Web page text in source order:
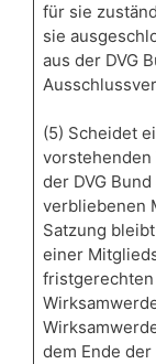
für sie
sie
aus der DVG
(5) Scheidet
vorstehenden
der DVG
verbliebenen
Satzung
einer
dem Ende